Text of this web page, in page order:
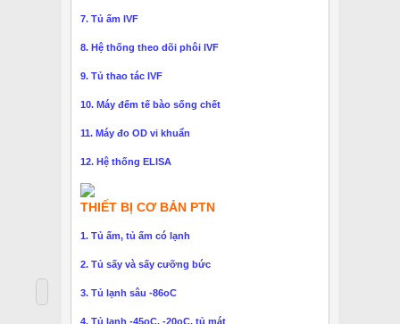
7. Tủ ấm IVF
8. Hệ thống theo dõi phôi IVF
9. Tủ thao tác IVF
10. Máy đếm tế bào sống chết
11. Máy đo OD vi khuẩn
12. Hệ thống ELISA
THIẾT BỊ CƠ BẢN PTN
1. Tủ ấm, tủ ấm có lạnh
2. Tủ sấy và sấy cưỡng bức
3. Tủ lạnh sâu -86oC
4. Tủ lạnh -45oC, -20oC, tủ mát